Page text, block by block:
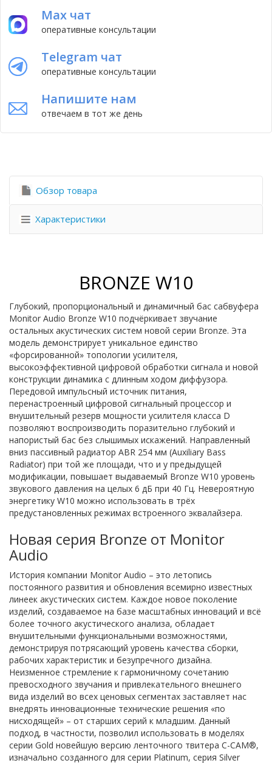
Max чат
оперативные консультации
Telegram чат
оперативные консультации
Напишите нам
отвечаем в тот же день
Обзор товара
Характеристики
BRONZE W10
Глубокий, пропорциональный и динамичный бас сабвуфера
Monitor Audio Bronze W10 подчёркивает звучание
остальных акустических систем новой серии Bronze. Эта
модель демонстрирует уникальное единство
«форсированной» топологии усилителя,
высокоэффективной цифровой обработки сигнала и новой
конструкции динамика с длинным ходом диффузора.
Передовой импульсный источник питания,
перенастроенный цифровой сигнальный процессор и
внушительный резерв мощности усилителя класса D
позволяют воспроизводить поразительно глубокий и
напористый бас без слышимых искажений. Направленный
вниз пассивный радиатор ABR 254 мм (Auxiliary Bass
Radiator) при той же площади, что и у предыдущей
модификации, повышает выдаваемый Bronze W10 уровень
звукового давления на целых 6 дБ при 40 Гц. Невероятную
энергетику W10 можно использовать в трёх
предустановленных режимах встроенного эквалайзера.
Новая серия Bronze от Monitor
Audio
История компании Monitor Audio – это летопись
постоянного развития и обновления всемирно известных
линеек акустических систем. Каждое новое поколение
изделий, создаваемое на базе масштабных инноваций и всё
более точного акустического анализа, обладает
внушительными функциональными возможностями,
демонстрируя потрясающий уровень качества сборки,
рабочих характеристик и безупречного дизайна.
Неизменное стремление к гармоничному сочетанию
превосходного звучания и привлекательного внешнего
вида изделий во всех ценовых сегментах заставляет нас
внедрять инновационные технические решения «по
нисходящей» – от старших серий к младшим. Данный
подход, в частности, позволил использовать в моделях
серии Gold новейшую версию ленточного твитера C-CAM®,
изначально созданного для серии Platinum, серия Silver